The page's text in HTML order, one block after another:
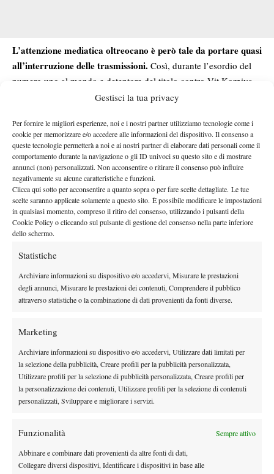
Gestisci la tua privacy
Per fornire le migliori esperienze, noi e i nostri partner utilizziamo tecnologie come i
cookie per memorizzare e/o accedere alle informazioni del dispositivo. Il consenso a
queste tecnologie permetterà a noi e ai nostri partner di elaborare dati personali come il
comportamento durante la navigazione o gli ID univoci su questo sito e di mostrare
annunci (non) personalizzati. Non acconsentire o ritirare il consenso può influire
negativamente su alcune caratteristiche e funzioni.
Clicca qui sotto per acconsentire a quanto sopra o per fare scelte dettagliate. Le tue
scelte saranno applicate solamente a questo sito. È possibile modificare le impostazioni
in qualsiasi momento, compreso il ritiro del consenso, utilizzando i pulsanti della
Cookie Policy o cliccando sul pulsante di gestione del consenso nella parte inferiore
dello schermo.
Statistiche
Archiviare informazioni su dispositivo e/o accedervi, Misurare le prestazioni
degli annunci, Misurare le prestazioni dei contenuti, Comprendere il pubblico
attraverso statistiche o la combinazione di dati provenienti da fonti diverse.
Marketing
Archiviare informazioni su dispositivo e/o accedervi, Utilizzare dati limitati per
la selezione della pubblicità, Creare profili per la pubblicità personalizzata,
Utilizzare profili per la selezione di pubblicità personalizzata, Creare profili per
la personalizzazione dei contenuti, Utilizzare profili per la selezione di contenuti
personalizzati, Sviluppare e migliorare i servizi.
Funzionalità Sempre attivo
Abbinare e combinare dati provenienti da altre fonti di dati,
Collegare diversi dispositivi, Identificare i dispositivi in base alle
L’attenzione mediatica oltreocano è però taleda portarequasi
all’interruzione delle trasmissioni. Così, durante l’esordio del
numero uno al mondo e detentore del titolo contro Vit Korpiva
sull’Arthur Ashe, la tv americana ha dato l’annuncio in tempo
dopo sono iniziati ad arrivare anche i post social, dall’account
degli US Open a quello ATP. Coni tifosi che nei commenti non
sembrano apprezzare poi molto…
Un post condiviso da US Open (@usopen)
Accetto
Masters 1000 Montreal 2026: medical time